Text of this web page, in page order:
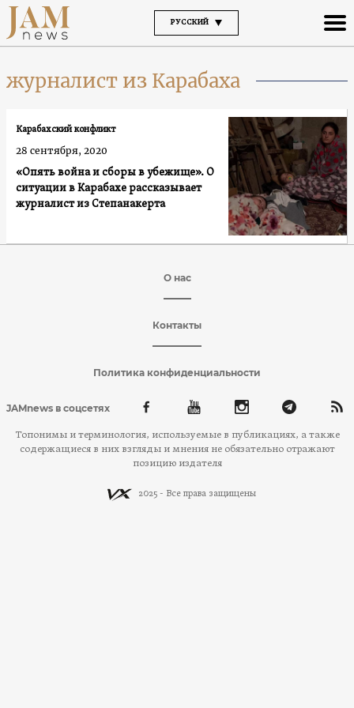
РУССКИЙ
журналист из Карабаха
«Опять война и сборы в убежище». О
ситуации в Карабахе рассказывает
журналист из Степанакерта
Карабахский конфликт
28 сентября, 2020
О нас
Контакты
Политика конфиденциальности
JAMnews в соцсетях
Топонимы и терминология, используемые в публикациях, а также
содержащиеся в них взгляды и мнения не обязательно отражают
позицию издателя
2025 - Все права защищены